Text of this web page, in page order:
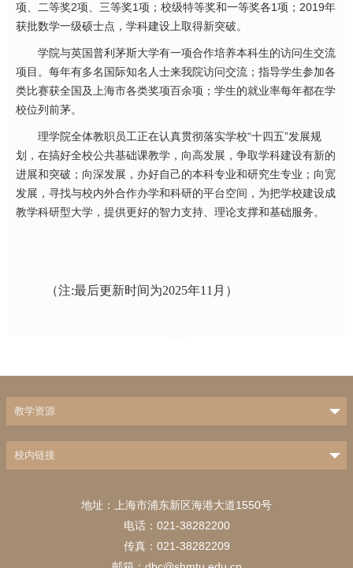
项、二等奖2项、三等奖1项；校级特等奖和一等奖各1项；2019年
获批数学一级硕士点，学科建设上取得新突破。
学院与英国普利茅斯大学有一项合作培养本科生的访问生交流
项目。每年有多名国际知名人士来我院访问交流；指导学生参加各
类比赛获全国及上海市各类奖项百余项；学生的就业率每年都在学
校位列前茅。
理学院全体教职员工正在认真贯彻落实学校“十四五”发展规
划，在搞好全校公共基础课教学，向高发展，争取学科建设有新的
进展和突破；向深发展，办好自己的本科专业和研究生专业；向宽
发展，寻找与校内外合作办学和科研的平台空间，为把学校建设成
教学科研型大学，提供更好的智力支持、理论支撑和基础服务。
（注:最后更新时间为2025年11月）
教学资源
校内链接
地址：上海市浦东新区海港大道1550号
电话：021-38282200
传真：021-38282209